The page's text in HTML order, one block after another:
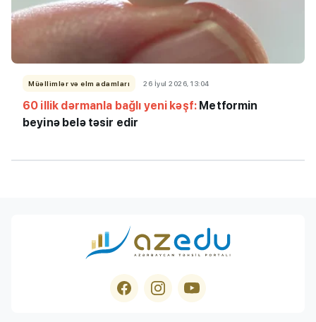
Müəllimlər və elm adamları 26 İyul 2026, 13:04
60 illik dərmanla bağlı yeni kəşf: Metformin
beyinə belə təsir edir